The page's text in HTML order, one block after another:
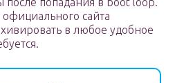
официального сайта
в любое удобное